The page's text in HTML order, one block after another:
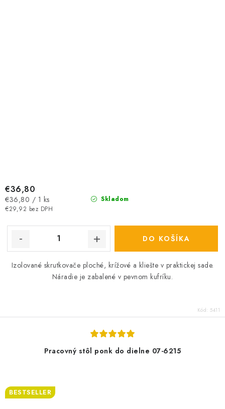
Skladom
€29,92 bez DPH
€36,80
Jednotková
cena:
€36,80 / 1 ks
DO KOŠÍKA
Izolované skrutkovače ploché, krížové a kliešte v praktickej sade.
Náradie je zabalené v pevnom kufríku.
Kód: 5411
Pracovný stôl ponk do dielne 07-6215
BESTSELLER